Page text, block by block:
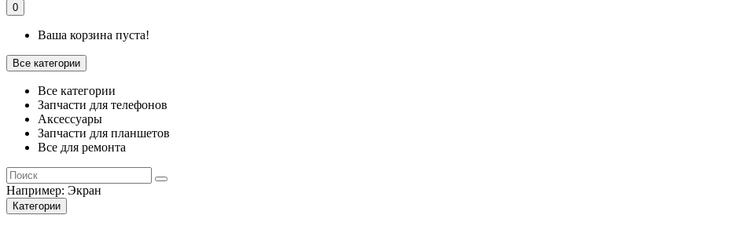
0
Ваша корзина пуста!
Все категории
Все категории
Запчасти для телефонов
Аксессуары
Запчасти для планшетов
Все для ремонта
Например: Экран
Категории